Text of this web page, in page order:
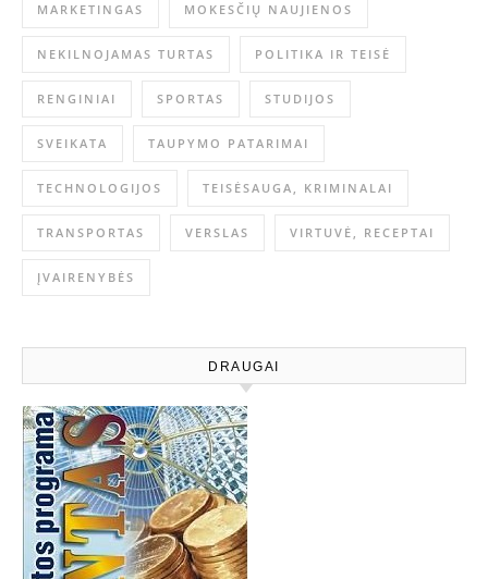
MARKETINGAS MOKESČIŲ NAUJIENOS
NEKILNOJAMAS TURTAS POLITIKA IR TEISĖ
RENGINIAI SPORTAS STUDIJOS
SVEIKATA TAUPYMO PATARIMAI
TECHNOLOGIJOS TEISĖSAUGA, KRIMINALAI
TRANSPORTAS VERSLAS VIRTUVĖ, RECEPTAI
ĮVAIRENYBĖS
DRAUGAI